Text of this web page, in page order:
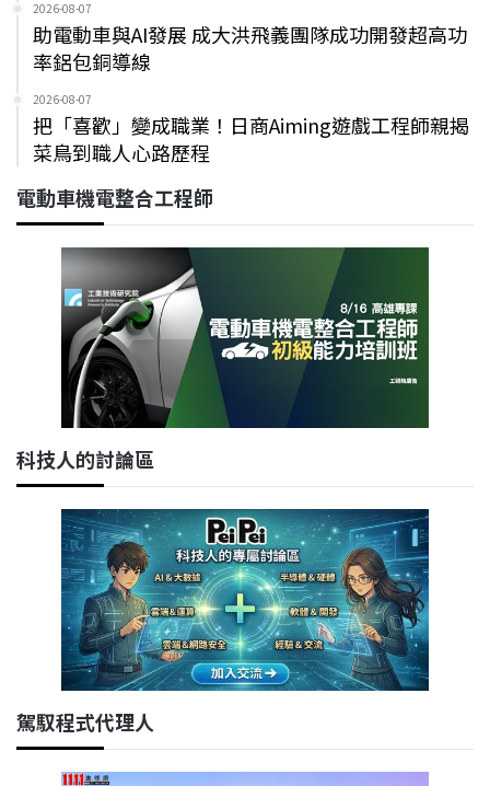
2026-08-07
助電動車與AI發展 成大洪飛義團隊成功開發超高功
率鋁包銅導線
2026-08-07
把「喜歡」變成職業！日商Aiming遊戲工程師親揭
菜鳥到職人心路歷程
電動車機電整合工程師
科技人的討論區
駕馭程式代理人